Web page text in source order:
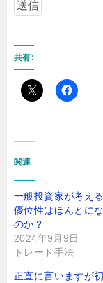
共有:
関連
一般投資家が考え
優位性はほんとに
のか？
2024年9月9日
トレード手法
正直に言いますが